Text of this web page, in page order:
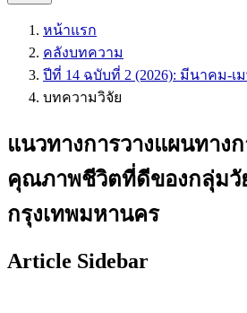
หน้าแรก
คลังบทความ
ปีที่ 14 ฉบับที่ 2 (2026): มีนาคม-เ
บทความวิจัย
แนวทางการวางแผนทางก
คุณภาพชีวิตที่ดีของกลุ่มวั
กรุงเทพมหานคร
Article Sidebar